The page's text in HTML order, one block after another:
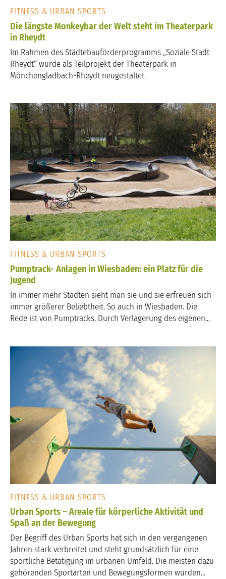
FITNESS & URBAN SPORTS
Die längste Monkeybar der Welt steht im Theaterpark
in Rheydt
Im Rahmen des Städtebauförderprogramms „Soziale Stadt
Rheydt“ wurde als Teilprojekt der Theaterpark in
Mönchengladbach-Rheydt neugestaltet.
FITNESS & URBAN SPORTS
Pumptrack- Anlagen in Wiesbaden: ein Platz für die
Jugend
In immer mehr Städten sieht man sie und sie erfreuen sich
immer größerer Beliebtheit. So auch in Wiesbaden. Die
Rede ist von Pumptracks. Durch Verlagerung des eigenen...
FITNESS & URBAN SPORTS
Urban Sports – Areale für körperliche Aktivität und
Spaß an der Bewegung
Der Begriff des Urban Sports hat sich in den vergangenen
Jahren stark verbreitet und steht grundsätzlich für eine
sportliche Betätigung im urbanen Umfeld. Die meisten dazu
gehörenden Sportarten und Bewegungsformen wurden...